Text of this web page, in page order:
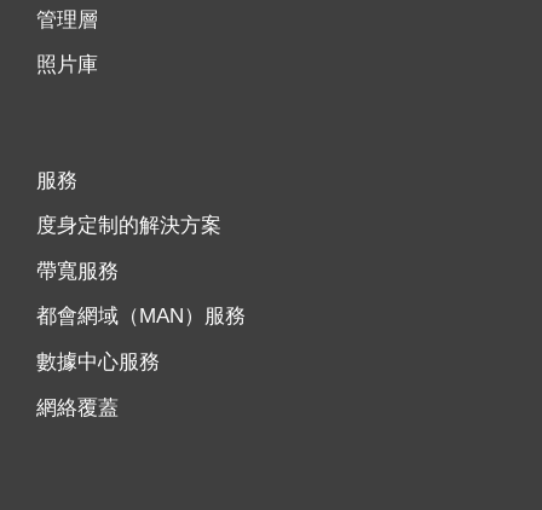
管理層
照片庫
服務
度身定制的解決方案
帶寬服務
都會網域（MAN）服務
數據中心服務
網絡覆蓋